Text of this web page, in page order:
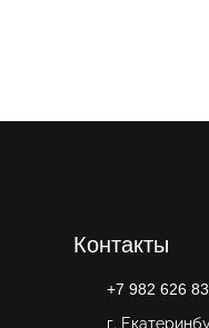
Контакты
+7 982 626
г.